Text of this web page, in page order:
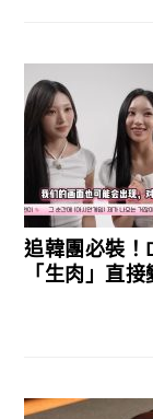
追韓團必裝
「生肉」直